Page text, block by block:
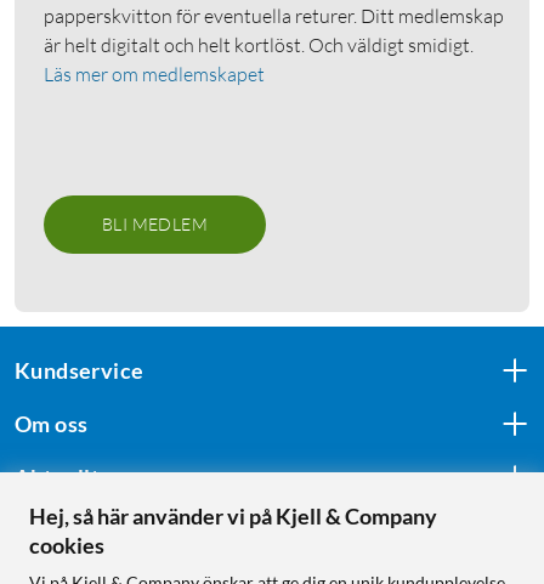
papperskvitton för eventuella returer. Ditt medlemskap
är helt digitalt och helt kortlöst. Och väldigt smidigt.
Läs mer om medlemskapet
BLI MEDLEM
Kundservice
Om oss
Aktuellt
Följ oss
Hej, så här använder vi på Kjell & Company
cookies